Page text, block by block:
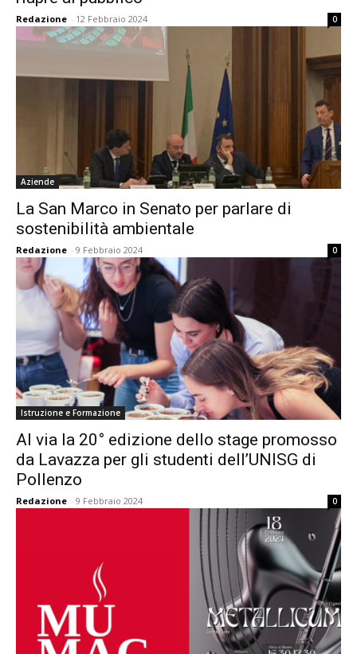
Redazione - 12 Febbraio 2024 0
Aziende
La San Marco in Senato per parlare di
sostenibilità ambientale
Redazione - 9 Febbraio 2024 0
Istruzione e Formazione
Al via la 20° edizione dello stage promosso
da Lavazza per gli studenti dell’UNISG di
Pollenzo
Redazione - 9 Febbraio 2024 0